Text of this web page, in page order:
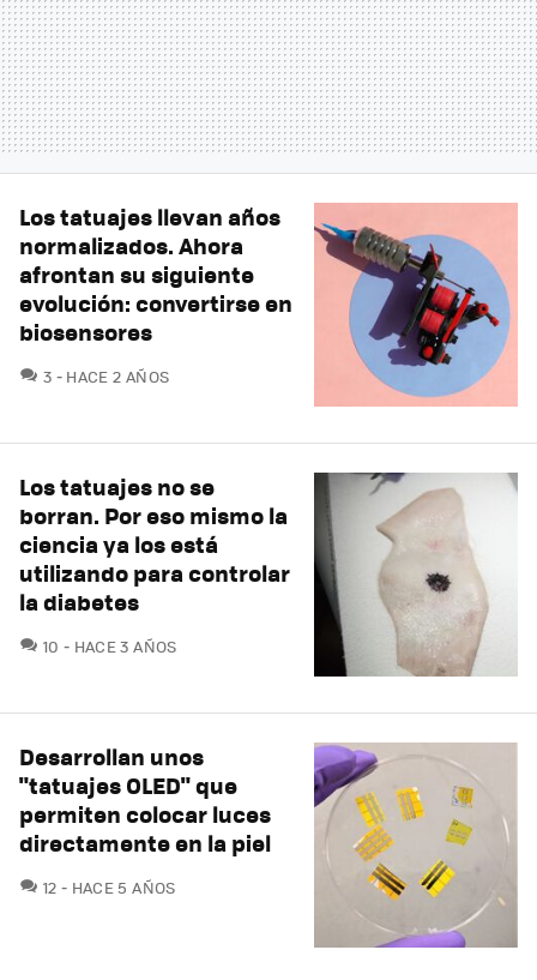
Los tatuajes llevan años
normalizados. Ahora
afrontan su siguiente
evolución: convertirse en
biosensores
3 COMENTARIOS
HACE 2 AÑOS
Los tatuajes no se
borran. Por eso mismo la
ciencia ya los está
utilizando para controlar
la diabetes
10 COMENTARIOS
HACE 3 AÑOS
Desarrollan unos
"tatuajes OLED" que
permiten colocar luces
directamente en la piel
12 COMENTARIOS
HACE 5 AÑOS